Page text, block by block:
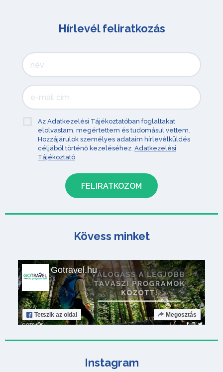
Hírlevél feliratkozás
Az Adatkezelési Tájékoztatóban foglaltakat
elolvastam, megértettem és tudomásul vettem.
Hozzájárulok személyes adataim hírlevélküldés
céljából történő kezeléséhez. Adatkezelési
Tájékoztató
Kövess minket
Gotravel.hu
Tetszik az oldal Megosztás
Instagram